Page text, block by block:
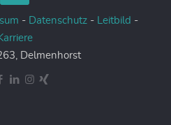
- Datenschutz - Leitbild -
Delmenhorst